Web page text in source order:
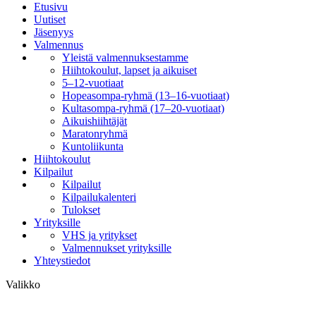
Etusivu
Uutiset
Jäsenyys
Valmennus
Yleistä valmennuksestamme
Hiihtokoulut, lapset ja aikuiset
5–12-vuotiaat
Hopeasompa-ryhmä (13–16-vuotiaat)
Kultasompa-ryhmä (17–20-vuotiaat)
Aikuishiihtäjät
Maratonryhmä
Kuntoliikunta
Hiihtokoulut
Kilpailut
Kilpailut
Kilpailukalenteri
Tulokset
Yrityksille
VHS ja yritykset
Valmennukset yrityksille
Yhteystiedot
Valikko